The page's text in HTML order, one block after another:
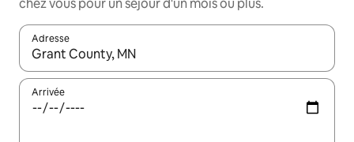
Adresse
Lorsque les résultats s'affichent, utilisez les flèches vers le
Arrivée